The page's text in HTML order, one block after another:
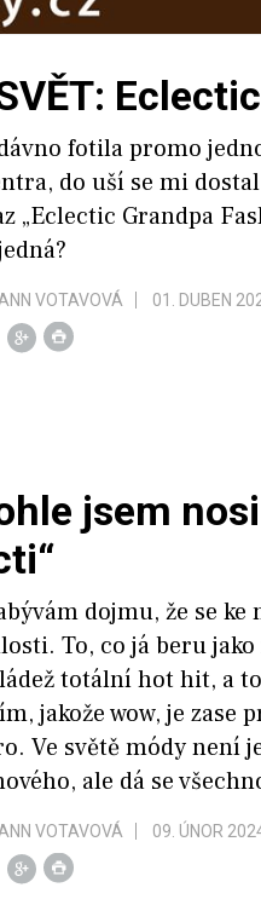
fotila promo
do uší se mi
„Eclectic Grandpa
VOTAVOVÁ 01. DUBEN
jsem
dojmu, že se ke
To, co já beru
totální hot hit, a
jakože wow, je zase
Ve světě módy není
ale dá se
VOTAVOVÁ 09. ÚNOR